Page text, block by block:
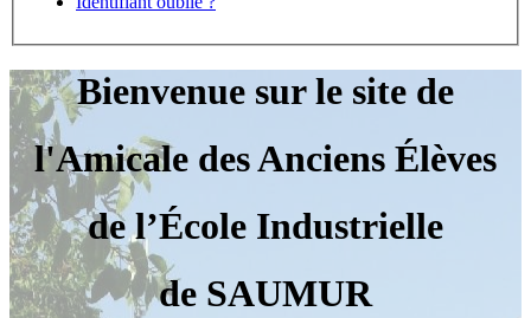
Bienvenue sur le site de
l'Amicale des Anciens Élèves
de l’École Industrielle
de SAUMUR